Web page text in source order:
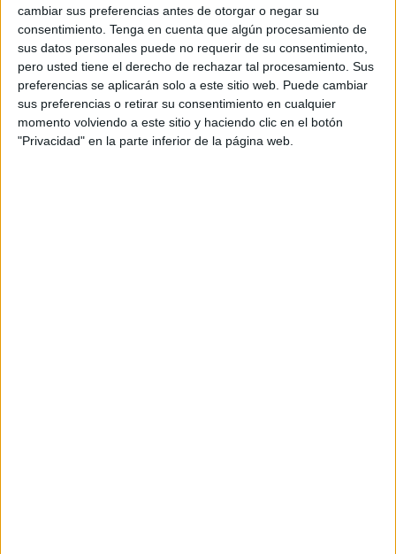
cambiar sus preferencias antes de otorgar o negar su
consentimiento. Tenga en cuenta que algún procesamiento de
sus datos personales puede no requerir de su consentimiento,
pero usted tiene el derecho de rechazar tal procesamiento. Sus
preferencias se aplicarán solo a este sitio web. Puede cambiar
sus preferencias o retirar su consentimiento en cualquier
momento volviendo a este sitio y haciendo clic en el botón
"Privacidad" en la parte inferior de la página web.
Te invitamos a descargar nuestros «Cuadernos de
Repaso de Inglés para el Verano» desdeOrientación
Andujary a integrarlos en las actividades de verano
de tus hijos o estudiantes. Estos cuadernos son una
excelente manera de hacer que el aprendizaje de
inglés sea accesible y emocionante durante las